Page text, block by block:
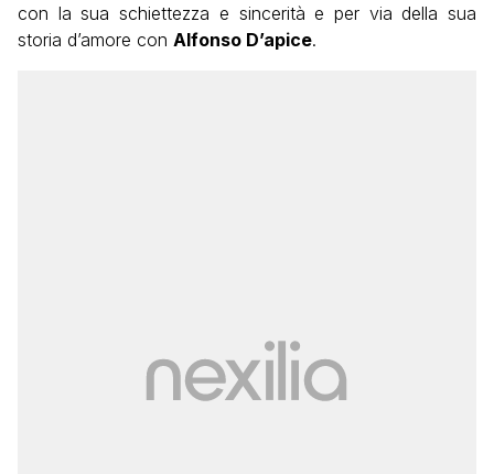
con la sua schiettezza e sincerità e per via della sua
storia d’amore con Alfonso D’apice.